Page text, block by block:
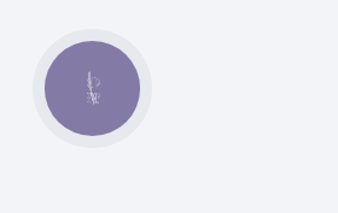
КНОПКА
ЗВ'ЯЗКУ